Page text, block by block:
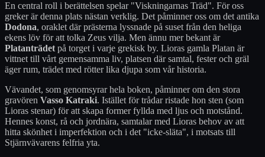
En central roll i berättelsen spelar "Viskningarnas Träd". För oss
greker är denna plats nästan verklig. Det påminner oss om det antika
Dodona, oraklet där prästerna lyssnade på suset från den heliga
ekens löv för att tolka Zeus vilja. Men ännu mer bekant är
Platanträdet på torget i varje grekisk by. Lioras gamla Platan är
vittnet till vårt gemensamma liv, platsen där samtal, fester och gräl
äger rum, trädet med rötter lika djupa som vår historia.
Vävandet, som genomsyrar hela boken, påminner om den stora
gravören Vasso Katraki. Istället för trådar ristade hon sten (som
Lioras stenar) för att skapa former fyllda med ljus och motstånd.
Hennes konst, rå och jordnära, samtalar med Lioras behov av att
hitta skönhet i imperfektion och i det "icke-släta", i motsats till
Stjärnvävarens felfria yta.